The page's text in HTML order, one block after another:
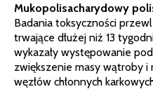
Mukopolisacharydowy
Badania toksyczności
trwające dłużej niż 13
wykazały występowanie
zwiększenie masy wątroby i
węzłów chłonnych